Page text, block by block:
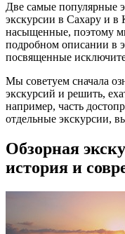
Две самые популярные
экскурсии в Сахару и в
насыщенные, поэтому
подробном описании в
посвященные
Мы советуем сначала
экскурсий и решить,
например, часть
отдельные экскурсии,
Обзорная
история и